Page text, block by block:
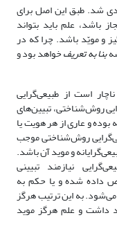
شد. طبق این اصل برای
باشد، علم باید بتواند
و مویّد باشد. چرا که در
بنا به تعریفخواهد بود و
است از ‌طبیعی‌گرایی
روش‌شناختی، تبیین‌‌های
بوده و عاری از هر هویت یا
روش‌شناختی موجب
و موید آن باشد.
نیازمند تبیینی
داده شده و یا حکم به
می‌شود. به این ترتیب هرگز
داشت و علم هرگز موید